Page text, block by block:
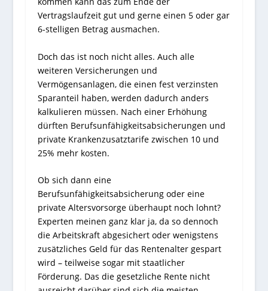
Vertragslaufzeit gut und gerne einen 5 oder gar
6-stelligen Betrag ausmachen.
Doch das ist noch nicht alles. Auch alle
weiteren Versicherungen und
Vermögensanlagen, die einen fest verzinsten
Sparanteil haben, werden dadurch anders
kalkulieren müssen. Nach einer Erhöhung
dürften Berufsunfähigkeitsabsicherungen und
private Krankenzusatztarife zwischen 10 und
25% mehr kosten.
Ob sich dann eine
Berufsunfähigkeitsabsicherung oder eine
private Altersvorsorge überhaupt noch lohnt?
Experten meinen ganz klar ja, da so dennoch
die Arbeitskraft abgesichert oder wenigstens
zusätzliches Geld für das Rentenalter gespart
wird – teilweise sogar mit staatlicher
Förderung. Das die gesetzliche Rente nicht